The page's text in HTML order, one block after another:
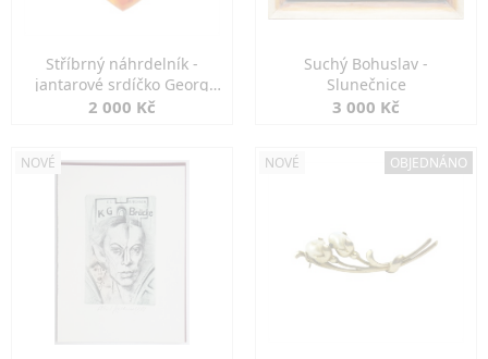
Stříbrný náhrdelník -
jantarové srdíčko Georg
Kramer
2 000 Kč
Suchý Bohuslav -
Slunečnice
3 000 Kč
NOVÉ NOVÉ OBJEDNÁNO